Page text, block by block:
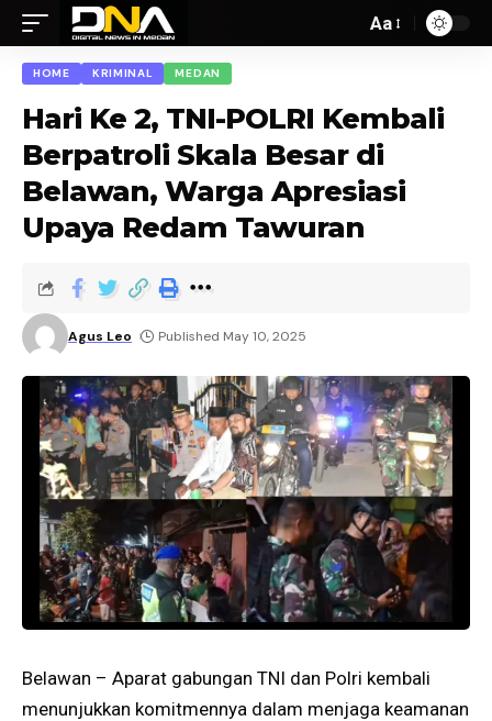
Aa
HOME KRIMINAL MEDAN
Hari Ke 2, TNI-POLRI Kembali
Berpatroli Skala Besar di
Belawan, Warga Apresiasi
Upaya Redam Tawuran
Agus Leo Published May 10, 2025
Belawan – Aparat gabungan TNI dan Polri kembali
menunjukkan komitmennya dalam menjaga keamanan